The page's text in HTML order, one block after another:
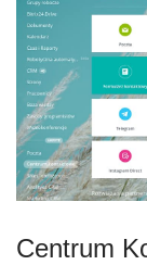
Centrum